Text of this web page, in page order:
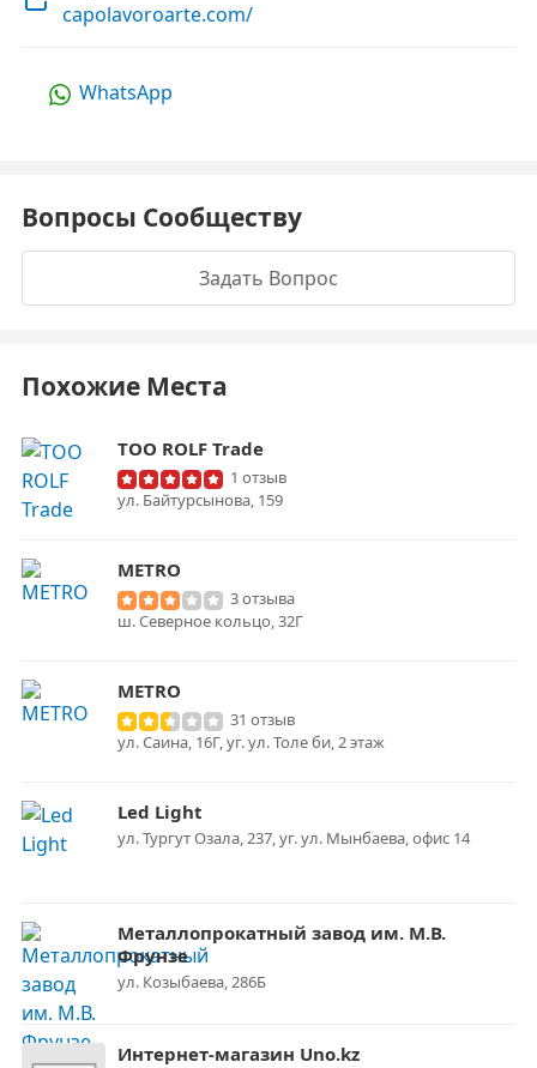
capolavoroarte.com/
WhatsApp
Вопросы Сообществу
Задать Вопрос
Похожие Места
TOO ROLF Trade
1 отзыв
ул. Байтурсынова, 159
METRO
3 отзыва
ш. Cеверное кольцо, 32Г
METRO
31 отзыв
ул. Саина, 16Г, уг. ул. Толе би, 2 этаж
Led Light
ул. Тургут Озала, 237, уг. ул. Мынбаева, офис 14
Металлопрокатный завод им. М.В.
Фрунзе
ул. Козыбаева, 286Б
Интернет-магазин Uno.kz